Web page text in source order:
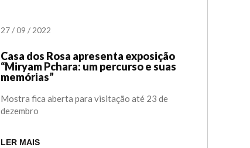
27/09 /2022
Casa dos Rosa apresenta exposição
“Miryam Pchara: um percurso e suas
memórias”
Mostra fica aberta para visitação até 23 de
dezembro
LER MAIS